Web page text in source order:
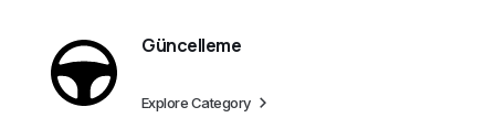
Güncelleme
Explore Category